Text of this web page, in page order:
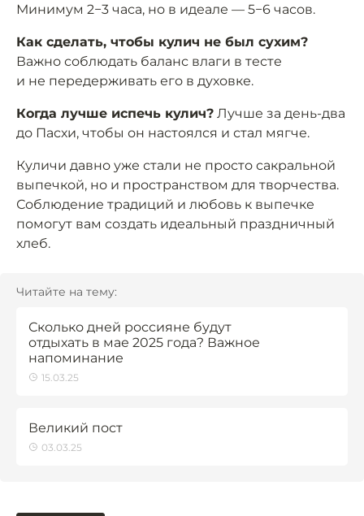
Минимум 2−3 часа, но в идеале — 5−6 часов.
Как сделать, чтобы кулич не был сухим?
Важно соблюдать баланс влаги в тесте
и не передерживать его в духовке.
Когда лучше испечь кулич? Лучше за день-два
до Пасхи, чтобы он настоялся и стал мягче.
Куличи давно уже стали не просто сакральной
выпечкой, но и пространством для творчества.
Соблюдение традиций и любовь к выпечке
помогут вам создать идеальный праздничный
хлеб.
Читайте на тему:
Сколько дней россияне будут
отдыхать в мае 2025 года? Важное
напоминание
15.03.25
Великий пост
03.03.25